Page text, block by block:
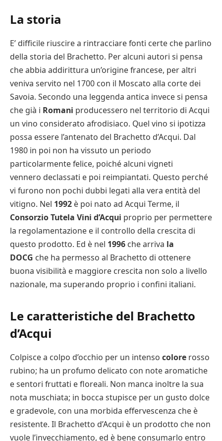
La storia
E’ difficile riuscire a rintracciare fonti certe che parlino
della storia del Brachetto. Per alcuni autori si pensa
che abbia addirittura un’origine francese, per altri
veniva servito nel 1700 con il Moscato alla corte dei
Savoia. Secondo una leggenda antica invece si pensa
che già i Romani producessero nel territorio di Acqui
un vino considerato afrodisiaco. Quel vino si ipotizza
possa essere l’antenato del Brachetto d’Acqui. Dal
1980 in poi non ha vissuto un periodo
particolarmente felice, poiché alcuni vigneti
vennero declassati e poi reimpiantati. Questo perché
vi furono non pochi dubbi legati alla vera entità del
vitigno. Nel 1992 è poi nato ad Acqui Terme, il
Consorzio Tutela Vini d’Acqui proprio per permettere
la regolamentazione e il controllo della crescita di
questo prodotto. Ed è nel 1996 che arriva la
DOCG che ha permesso al Brachetto di ottenere
buona visibilità e maggiore crescita non solo a livello
nazionale, ma superando proprio i confini italiani.
Le caratteristiche del Brachetto
d’Acqui
Colpisce a colpo d’occhio per un intenso colore rosso
rubino; ha un profumo delicato con note aromatiche
e sentori fruttati e floreali. Non manca inoltre la sua
nota muschiata; in bocca stupisce per un gusto dolce
e gradevole, con una morbida effervescenza che è
resistente. Il Brachetto d’Acqui è un prodotto che non
vuole l’invecchiamento, ed è bene consumarlo entro